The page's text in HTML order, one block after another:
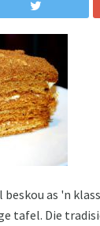
as 'n
tafel. Die